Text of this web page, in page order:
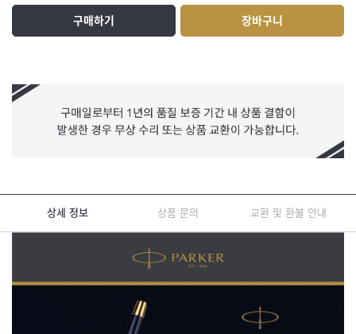
구매하기 장바구니
상세 정보 상품 문의 교환 및 환불 안내